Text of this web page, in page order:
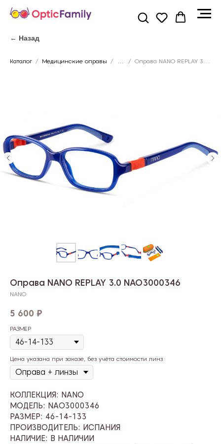
← Назад
Каталог Медицинские оправы ... Оправа NANO REPLAY 3.0 NAO3000346
Оправа NANO REPLAY 3.0 NAO3000346
NANO
5 600 ₽
РАЗМЕР
Цена указана при заказе, без учёта стоимости линз
КОЛЛЕКЦИЯ: NANO
МОДЕЛЬ: NAO3000346
РАЗМЕР: 46-14-133
ПРОИЗВОДИТЕЛЬ: ИСПАНИЯ
НАЛИЧИЕ: В НАЛИЧИИ